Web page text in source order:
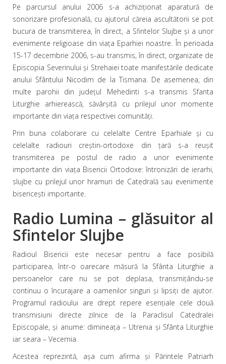
Pe parcursul anului 2006 s-a achiziţionat aparatură de
sonorizare profesională, cu ajutorul căreia ascultătorii se pot
bucura de transmiterea, în direct, a Sfintelor Slujbe şi a unor
evenimente religioase din viaţa Eparhiei noastre. În perioada
15-17 decembrie 2006, s-au transmis, în direct, organizate de
Episcopia Severinului şi Strehaiei toate manifestările dedicate
anului Sfântului Nicodim de la Tismana. De asemenea, din
multe parohii din judeţul Mehedinti s-a transmis Sfanta
Liturghie arhierească, săvârşită cu prilejul unor momente
importante din viaţa respectivei comunităţi.
Prin buna colaborare cu celelalte Centre Eparhiale şi cu
celelalte radiouri creştin-ortodoxe din ţară s-a reuşit
transmiterea pe postul de radio a unor evenimente
importante din viaţa Bisericii Ortodoxe: întronizări de ierarhi,
slujbe cu prilejul unor hramuri de Catedrală sau evenimente
bisericeşti importante.
Radio Lumina – glăsuitor al
Sfintelor Slujbe
Radioul Bisericii este necesar pentru a face posibilă
participarea, într-o oarecare măsură la Sfânta Liturghie a
persoanelor care nu se pot deplasa, transmiţându-se
continuu o încurajare a oamenilor singuri şi lipsiţi de ajutor.
Programul radioului are drept repere esenţiale cele două
transmisiuni directe zilnice de la Paraclisul Catedralei
Episcopale, şi anume: dimineaţa – Utrenia şi Sfânta Liturghie
iar seara – Vecernia.
Acestea reprezintă, aşa cum afirma şi Părintele Patriarh